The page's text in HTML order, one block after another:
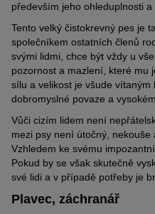
především jeho ohleduplnosti a
Tento velký čistokrevný pes je
společníkem ostatních členů
svými lidmi, chce být vždy u
pozornost a mazlení, které mu
sílu a velikost je všude
dobromyslné povaze a
Vůči cizím lidem není
mezi psy není útočný, nekouše
Vzhledem ke svému
Pokud by se však skutečně
své lidi a v případě potřeby je
Plavec, záchranář